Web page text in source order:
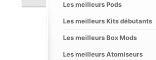
Les meilleurs Pods
Les meilleurs Kits débutants
Les meilleurs Box Mods
Les meilleurs Atomiseurs